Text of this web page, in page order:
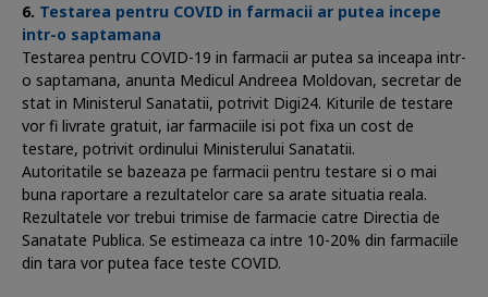
Testarea pentru COVID in farmacii ar putea incepe
intr-o saptamana
Testarea pentru COVID-19 in farmacii ar putea sa inceapa intr-
o saptamana, anunta Medicul Andreea Moldovan, secretar de
stat in Ministerul Sanatatii, potrivit Digi24. Kiturile de testare
vor fi livrate gratuit, iar farmaciile isi pot fixa un cost de
testare, potrivit ordinului Ministerului Sanatatii.
Autoritatile se bazeaza pe farmacii pentru testare si o mai
buna raportare a rezultatelor care sa arate situatia reala.
Rezultatele vor trebui trimise de farmacie catre Directia de
Sanatate Publica. Se estimeaza ca intre 10-20% din farmaciile
din tara vor putea face teste COVID.